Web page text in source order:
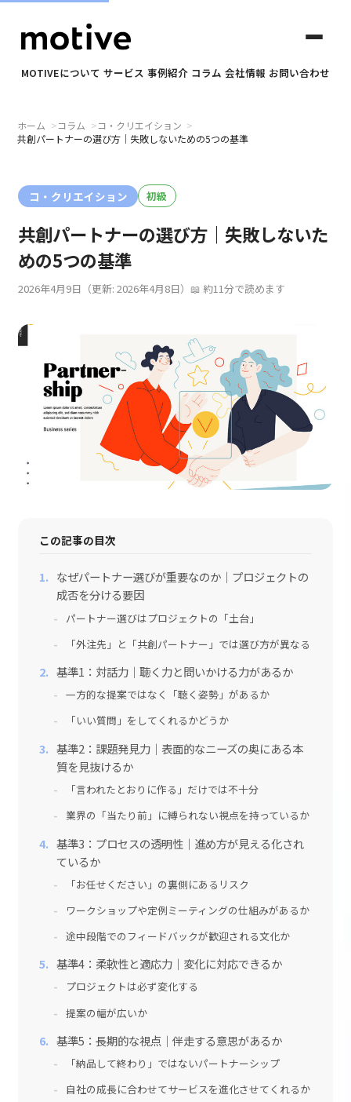
MOTIVEについて サービス 事例紹介 コラム 会社情報 お問い合わせ
✕
motiveについて
サービス
事例紹介
コラム
採用情報
会社情報
ホーム コラム
コ・クリエイション
共創パートナーの選び方｜失敗しないための5つの基準
コ・クリエイション 初級
共創パートナーの選び方｜失敗しないた
めの5つの基準
2026年4月9日 （更新: 2026年4月8日） 約11分で読めます
この記事の目次
なぜパートナー選びが重要なのか｜プロジェクトの
成否を分ける要因
パートナー選びはプロジェクトの「土台」
「外注先」と「共創パートナー」では選び方が異なる
基準1：対話力｜聴く力と問いかける力があるか
一方的な提案ではなく「聴く姿勢」があるか
「いい質問」をしてくれるかどうか
基準2：課題発見力｜表面的なニーズの奥にある本
質を見抜けるか
「言われたとおりに作る」だけでは不十分
業界の「当たり前」に縛られない視点を持っているか
基準3：プロセスの透明性｜進め方が見える化され
ているか
「お任せください」の裏側にあるリスク
ワークショップや定例ミーティングの仕組みがあるか
途中段階でのフィードバックが歓迎される文化か
基準4：柔軟性と適応力｜変化に対応できるか
プロジェクトは必ず変化する
提案の幅が広いか
基準5：長期的な視点｜伴走する意思があるか
「納品して終わり」ではないパートナーシップ
自社の成長に合わせてサービスを進化させてくれるか